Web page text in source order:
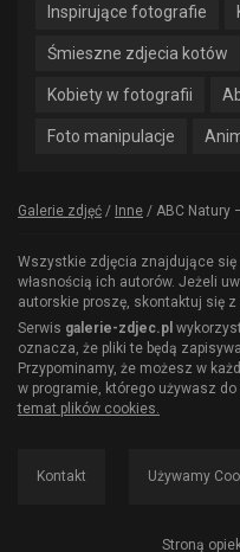
Inspirujące fotografie
Śmieszne zdjecia kotów
Kobiety w fotografii
Foto manipulacje
Galerie zdjęć / Inne / ABC Natury
Wszystkie zdjęcia znajdujące się
własnością ich autorów. Jeżeli
autorskie proszę, skontaktuj się
Serwis galerie-zdjec.pl
oznacza, że pliki te będą
Przypominamy, że możesz w
w programie, którego używasz
temat plików cookies.
Kontakt Używamy
Stroną